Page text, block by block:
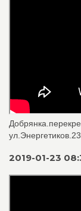
2019-01-23